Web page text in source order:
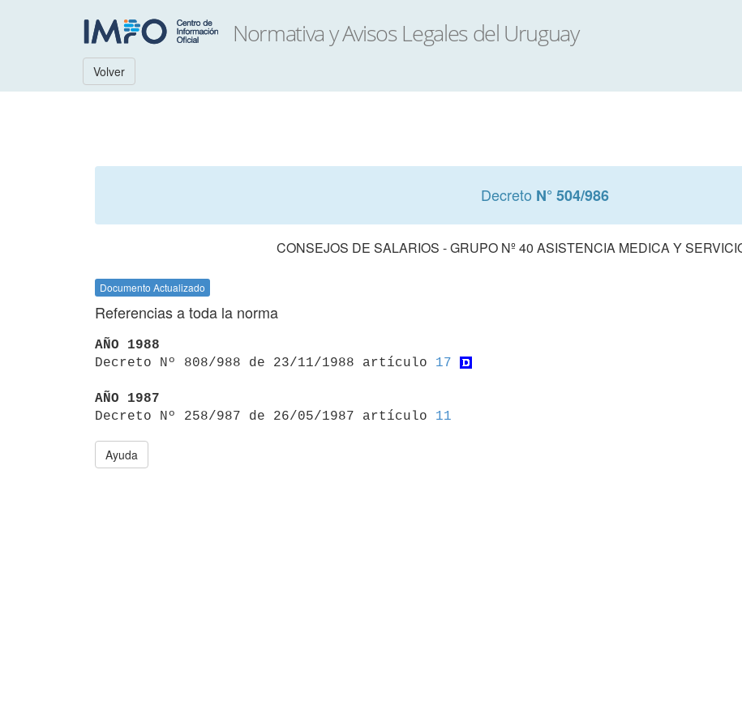
Volver
Decreto N° 504/986
CONSEJOS DE SALARIOS - GRUPO Nº 40 ASISTENCIA MEDICA Y
Documento Actualizado
Referencias a toda la norma
AÑO 1988
Decreto Nº 808/988 de 23/11/1988 artículo 17
AÑO 1987
Decreto Nº 258/987 de 26/05/1987 artículo 11
Ayuda